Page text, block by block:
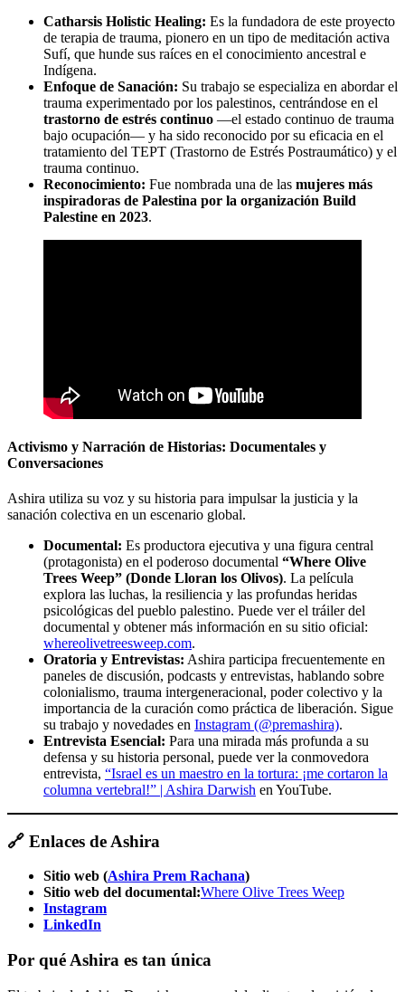
Catharsis Holistic Healing: Es la fundadora de este proyecto
de terapia de trauma, pionero en un tipo de meditación activa
Sufí, que hunde sus raíces en el conocimiento ancestral e
Indígena.
Enfoque de Sanación: Su trabajo se especializa en abordar el
trauma experimentado por los palestinos, centrándose en el
trastorno de estrés continuo —el estado continuo de trauma
bajo ocupación— y ha sido reconocido por su eficacia en el
tratamiento del TEPT (Trastorno de Estrés Postraumático) y el
trauma continuo.
Reconocimiento: Fue nombrada una de las mujeres más
inspiradoras de Palestina por la organización Build
Palestine en 2023.
Activismo y Narración de Historias: Documentales y
Conversaciones
Ashira utiliza su voz y su historia para impulsar la justicia y la
sanación colectiva en un escenario global.
Documental: Es productora ejecutiva y una figura central
(protagonista) en el poderoso documental “Where Olive
Trees Weep” (Donde Lloran los Olivos). La película
explora las luchas, la resiliencia y las profundas heridas
psicológicas del pueblo palestino. Puede ver el tráiler del
documental y obtener más información en su sitio oficial:
whereolivetreesweep.com.
Oratoria y Entrevistas: Ashira participa frecuentemente en
paneles de discusión, podcasts y entrevistas, hablando sobre
colonialismo, trauma intergeneracional, poder colectivo y la
importancia de la curación como práctica de liberación. Sigue
su trabajo y novedades en Instagram (@premashira).
Entrevista Esencial: Para una mirada más profunda a su
defensa y su historia personal, puede ver la conmovedora
entrevista, “Israel es un maestro en la tortura: ¡me cortaron la
columna vertebral!” | Ashira Darwish en YouTube.
🔗 Enlaces de Ashira
Sitio web (Ashira Prem Rachana)
Sitio web del documental:Where Olive Trees Weep
Instagram
LinkedIn
Por qué Ashira es tan única